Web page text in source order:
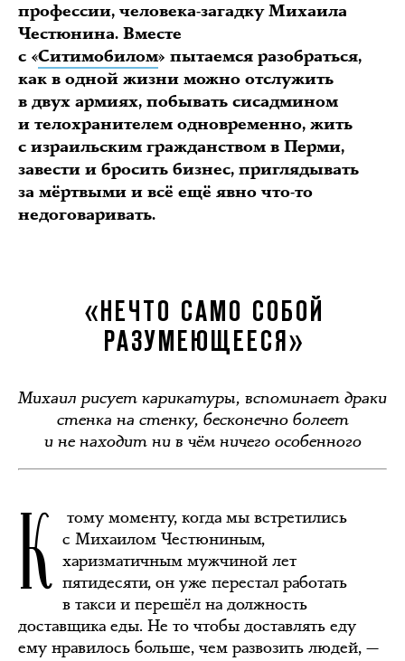
профессии, человека-загадку Михаила
Честюнина. Вместе
с «Ситимобилом» пытаемся разобраться,
как в одной жизни можно отслужить
в двух армиях, побывать сисадмином
и телохранителем одновременно, жить
с израильским гражданством в Перми,
завести и бросить бизнес, приглядывать
за мёртвыми и всё ещё явно что-то
недоговаривать.
«НЕЧТО САМО СОБОЙ
РАЗУМЕЮЩЕЕСЯ»
Михаил рисует карикатуры, вспоминает драки
стенка на стенку, бесконечно болеет
и не находит ни в чём ничего особенного
К
тому моменту, когда мы встретились
с Михаилом Честюниным,
харизматичным мужчиной лет
пятидесяти, он уже перестал работать
в такси и перешёл на должность
доставщика еды. Не то чтобы доставлять еду
ему нравилось больше, чем развозить людей, —